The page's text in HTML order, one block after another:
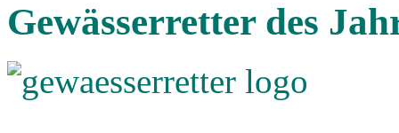
Gewässerretter des